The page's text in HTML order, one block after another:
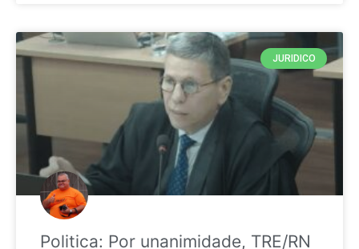
JURIDICO
Politica: Por unanimidade, TRE/RN